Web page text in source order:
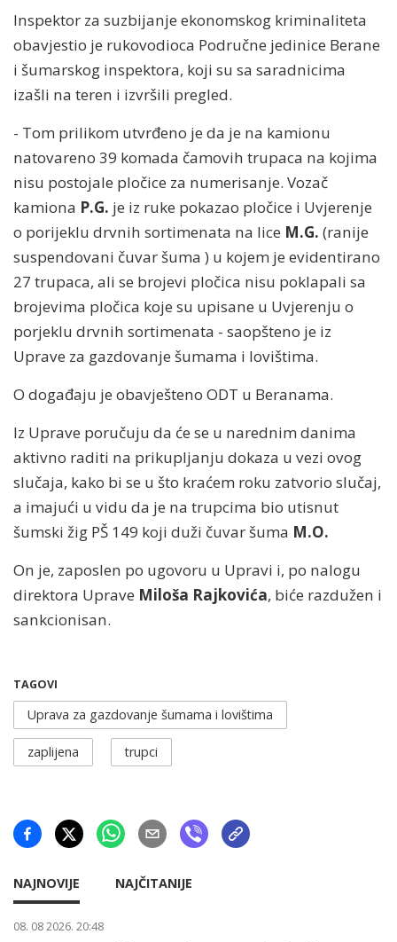
Inspektor za suzbijanje ekonomskog kriminaliteta
obavjestio je rukovodioca Područne jedinice Berane
i šumarskog inspektora, koji su sa saradnicima
izašli na teren i izvršili pregled.
- Tom prilikom utvrđeno je da je na kamionu
natovareno 39 komada čamovih trupaca na kojima
nisu postojale pločice za numerisanje. Vozač
kamiona P.G. je iz ruke pokazao pločice i Uvjerenje
o porijeklu drvnih sortimenata na lice M.G. (ranije
suspendovani čuvar šuma ) u kojem je evidentirano
27 trupaca, ali se brojevi pločica nisu poklapali sa
brojevima pločica koje su upisane u Uvjerenju o
porjeklu drvnih sortimenata - saopšteno je iz
Uprave za gazdovanje šumama i lovištima.
O događaju je obavješteno ODT u Beranama.
Iz Uprave poručuju da će se u narednim danima
aktivno raditi na prikupljanju dokaza u vezi ovog
slučaja, kako bi se u što kraćem roku zatvorio slučaj,
a imajući u vidu da je na trupcima bio utisnut
šumski žig PŠ 149 koji duži čuvar šuma M.O.
On je, zaposlen po ugovoru u Upravi i, po nalogu
direktora Uprave Miloša Rajkovića, biće razdužen i
sankcionisan.
TAGOVI
Uprava za gazdovanje šumama i lovištima
zaplijena trupci
NAJNOVIJE NAJČITANIJE
08. 08 2026. 20:48